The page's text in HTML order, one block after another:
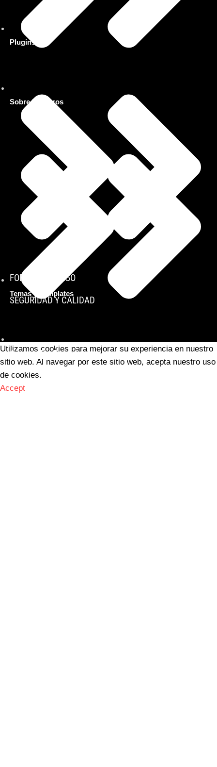
Plugins
Temas y Templates
Sobre Nosotros
Agencia Top Funnel
FORMAS DE PAGO
SEGURIDAD Y CALIDAD
Utilizamos cookies para mejorar su experiencia en nuestro
sitio web. Al navegar por este sitio web, acepta nuestro uso
de cookies.
Accept